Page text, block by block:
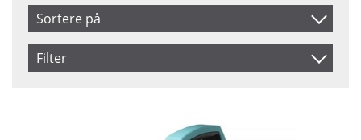
Sortere på
Benämning
Filter